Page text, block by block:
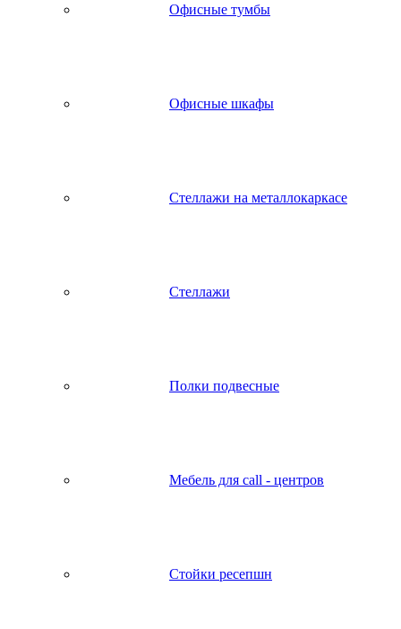
Офисные тумбы
Офисные шкафы
Стеллажи на металлокаркасе
Стеллажи
Полки подвесные
Мебель для call - центров
Стойки ресепшн